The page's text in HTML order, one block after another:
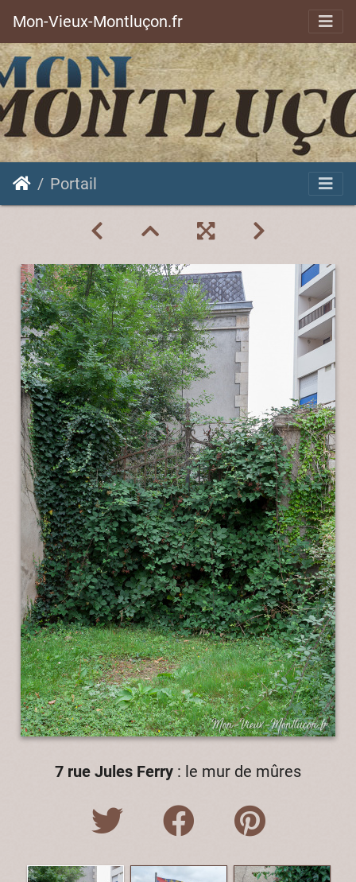
Mon-Vieux-Montluçon.fr
Portail
7 rue Jules Ferry : le mur de mûres